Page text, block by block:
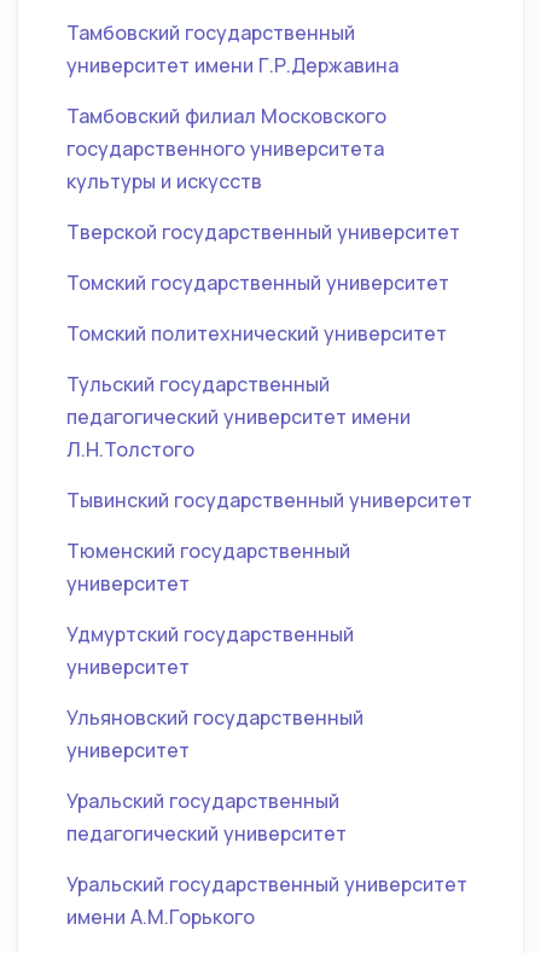
Тамбовский государственный
университет имени Г.Р.Державина
Тамбовский филиал Московского
государственного университета
культуры и искусств
Тверской государственный университет
Томский государственный университет
Томский политехнический университет
Тульский государственный
педагогический университет имени
Л.Н.Толстого
Тывинский государственный университет
Тюменский государственный
университет
Удмуртский государственный
университет
Ульяновский государственный
университет
Уральский государственный
педагогический университет
Уральский государственный университет
имени А.М.Горького